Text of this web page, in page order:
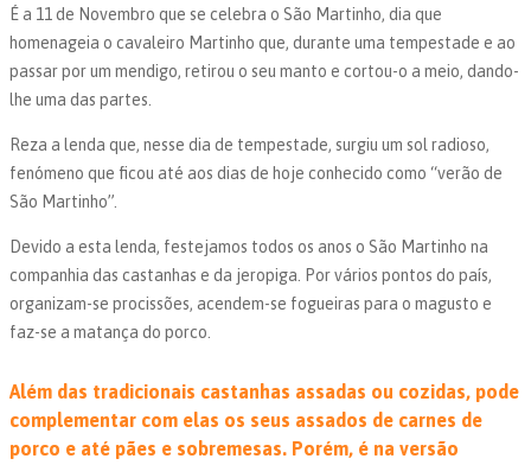
É a 11 de Novembro que se celebra o São Martinho, dia que
homenageia o cavaleiro Martinho que, durante uma tempestade e ao
passar por um mendigo, retirou o seu manto e cortou-o a meio, dando-
lhe uma das partes.
Reza a lenda que, nesse dia de tempestade, surgiu um sol radioso,
fenómeno que ficou até aos dias de hoje conhecido como “verão de
São Martinho”.
Devido a esta lenda, festejamos todos os anos o São Martinho na
companhia das castanhas e da jeropiga. Por vários pontos do país,
organizam-se procissões, acendem-se fogueiras para o magusto e
faz-se a matança do porco.
Além das tradicionais castanhas assadas ou cozidas, pode
complementar com elas os seus assados de carnes de
porco e até pães e sobremesas. Porém, é na versão